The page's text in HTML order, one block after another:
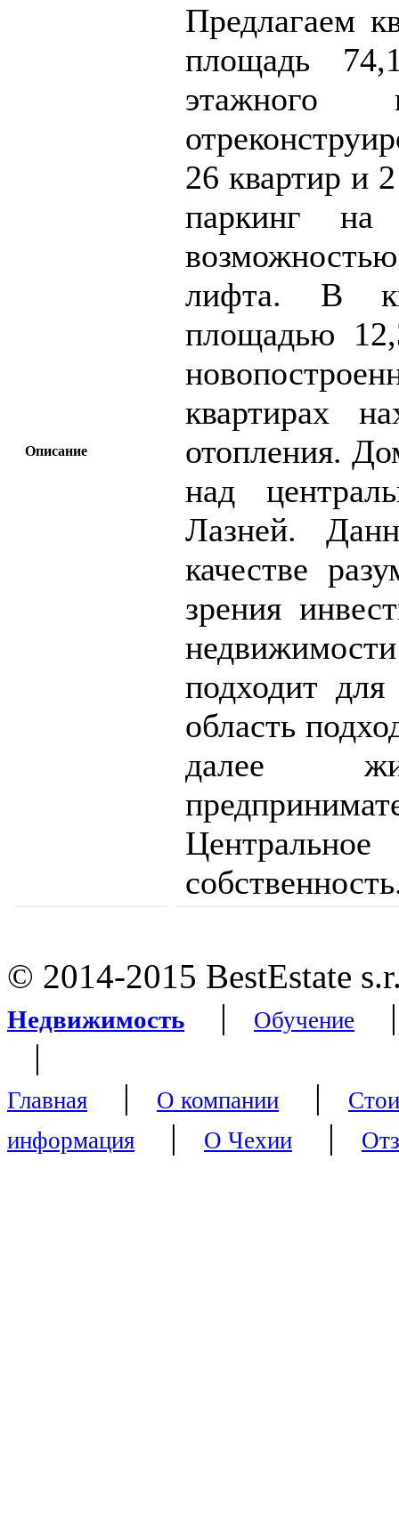
Описание
Предлагаем
площадь
этажного
26 квартир и
паркинг
лифта. В
площадью
квартирах
отопления.
над
Лазней.
качестве
зрения
подходит
область
далее
© 2014-2015 BestEstate
Недвижимость | Обучение
|
Главная | О компании |
информация
| О Чехии |